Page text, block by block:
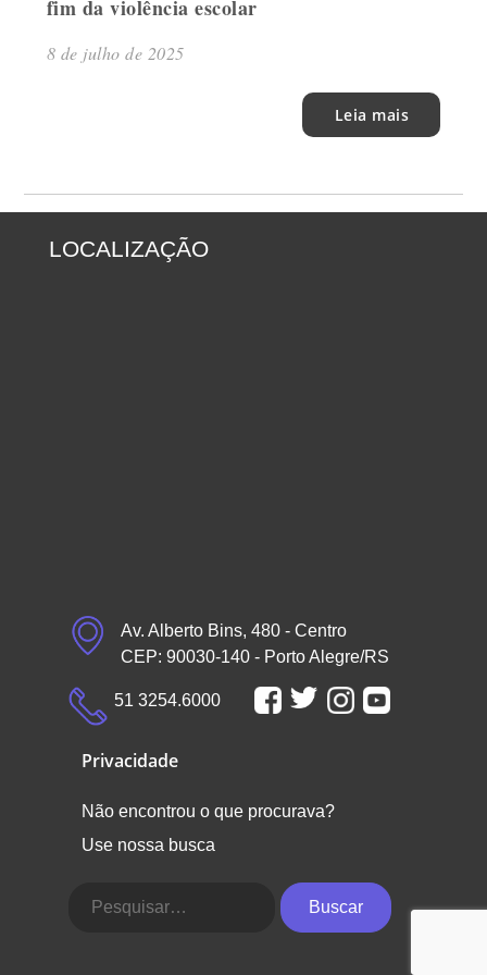
fim da violência escolar
8 de julho de 2025
Leia mais
LOCALIZAÇÃO
Av. Alberto Bins, 480 - Centro
CEP: 90030-140 - Porto Alegre/RS
51 3254.6000
Privacidade
Não encontrou o que procurava?
Use nossa busca
Buscar